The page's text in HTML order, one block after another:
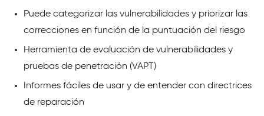
Puede categorizar las vulnerabilidades y priorizar las
correcciones en función de la puntuación del riesgo
Herramienta de evaluación de vulnerabilidades y
pruebas de penetración (VAPT)
Informes fáciles de usar y de entender con directrices
de reparación